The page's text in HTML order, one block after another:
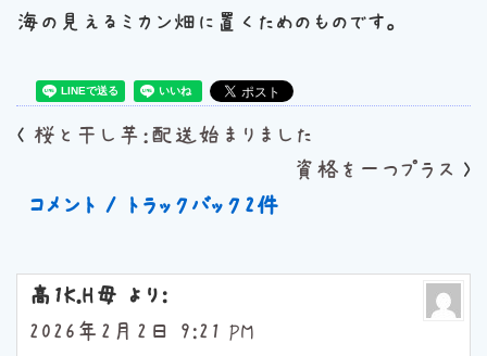
海の見えるミカン畑に置くためのものです。
< 桜と干し芋：配送始まりました
資格を一つプラス >
コメント / トラックバック2件
高1K.H母 より:
2026年2月2日 9:21 PM